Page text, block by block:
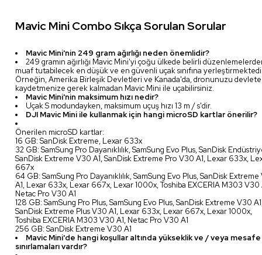
Mavic Mini Combo Sıkça Sorulan Sorular
Mavic Mini'nin 249 gram ağırlığı neden önemlidir?
249 gramın ağırlığı Mavic Mini'yi çoğu ülkede belirli
muaf tutabilecek en düşük ve en güvenli uçak sınıfına
Örneğin, Amerika Birleşik Devletleri ve Kanada'da, dronunuzu devlete
kaydetmenize gerek kalmadan Mavic Mini ile uçabilirsiniz.
Mavic Mini'nin maksimum hızı nedir?
Uçak S modundayken, maksimum uçuş hızı 13 m / s'dir.
DJI Mavic Mini ile kullanmak için hangi microSD kartlar önerilir?
Önerilen microSD kartlar:
16 GB: SanDisk Extreme, Lexar 633x
32 GB: SamSung Pro Dayanıklılık, SamSung Evo Plus, SanDisk
SanDisk Extreme V30 A1, SanDisk Extreme Pro V30 A1, Lexar 633x,
667x
64 GB: SamSung Pro Dayanıklılık, SamSung Evo Plus, SanDisk
A1, Lexar 633x, Lexar 667x, Lexar 1000x, Toshiba EXCERIA M303 V30
Netac Pro V30 A1
128 GB: SamSung Pro Plus, SamSung Evo Plus, SanDisk Extreme V30
SanDisk Extreme Plus V30 A1, Lexar 633x, Lexar 667x, Lexar 1000x,
Toshiba EXCERIA M303 V30 A1, Netac Pro V30 A1
256 GB: SanDisk Extreme V30 A1
Mavic Mini'de hangi koşullar altında yükseklik ve / veya mesafe
sınırlamaları vardır?